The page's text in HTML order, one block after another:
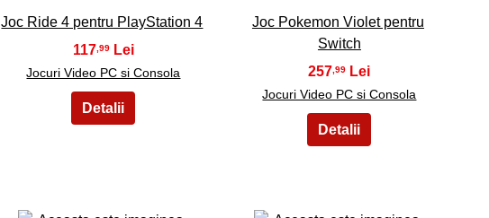
Joc Ride 4 pentru PlayStation 4
117,99
Jocuri Video PC si Consola
Joc Pokemon Violet pentru
Switch
257 ,99
Jocuri Video PC si Consola